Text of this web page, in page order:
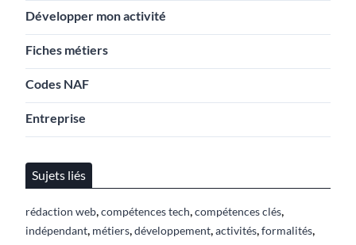
Développer mon activité
Fiches métiers
Codes NAF
Entreprise
Sujets liés
rédaction web compétences tech compétences clés
indépendant métiers développement activités formalités